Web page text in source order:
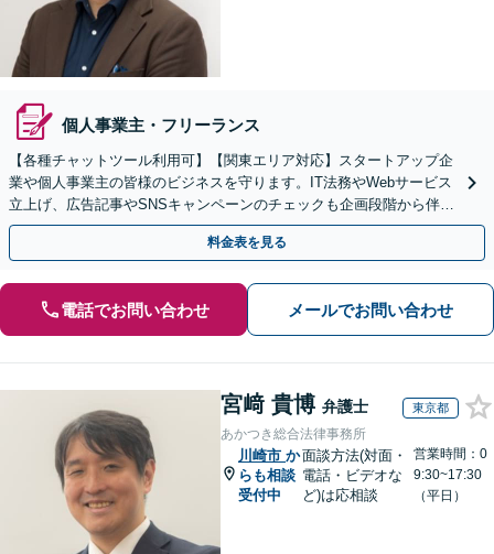
個人事業主・フリーランス
【各種チャットツール利用可】【関東エリア対応】スタートアップ企
業や個人事業主の皆様のビジネスを守ります。IT法務やWebサービス
立上げ、広告記事やSNSキャンペーンのチェックも企画段階から伴走
します。配信者特有の悩みにも対応します。
料金表を見る
電話でお問い合わせ メールでお問い合わせ
宮﨑 貴博 弁護士 東京都
あかつき総合法律事務所
川崎市 か
らも相談
受付中
面談方法(対面・
電話・ビデオな
ど)は応相談
営業時間：0
9:30~17:30
（平日）